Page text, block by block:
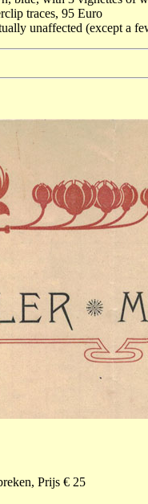
traces, 95 Euro
unaffected (except a
Prijs € 25